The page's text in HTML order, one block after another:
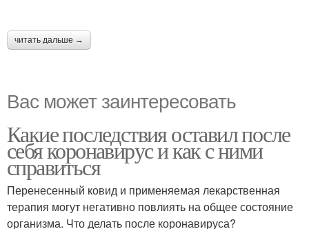
читать дальше →
Вас может заинтересовать
Какие последствия оставил после
себя коронавирус и как с ними
справиться
Перенесенный ковид и применяемая лекарственная
терапия могут негативно повлиять на общее состояние
организма. Что делать после коронавируса?